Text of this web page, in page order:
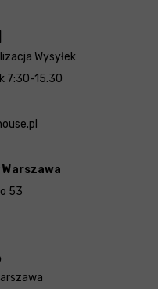
Wysyłek
7:30-15.30
53